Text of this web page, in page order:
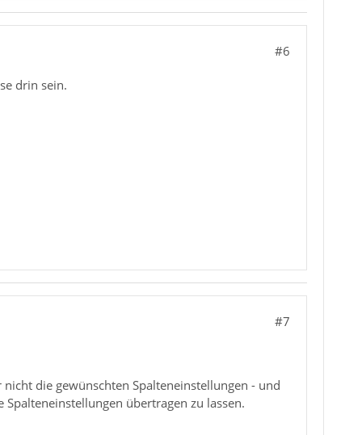
#6
drin sein.
#7
die gewünschten Spalteneinstellungen - und
übertragen zu lassen.